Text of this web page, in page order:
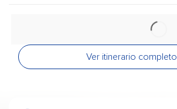
Ver itinerario completo